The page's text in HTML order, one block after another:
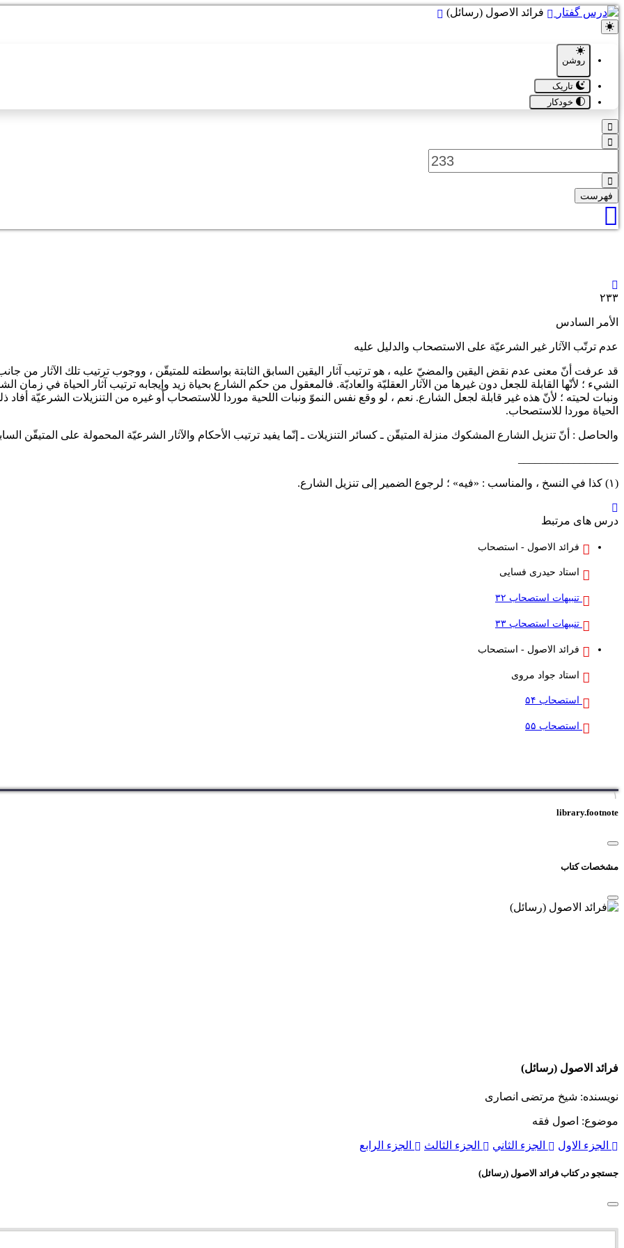
فرائد الاصول (رسائل)
روشن
تاریک
فهرست
٢٣٣
الأمر السادس
عدم ترتّب الآثار غير الشرعيّة على الاستصحاب والدليل عليه
قد عرفت أنّ معنى عدم نقض اليقين والمضيّ عليه ، هو ترتيب آثار اليقين السابق الثابتة بواسطته للمتيقّن ، ووجوب ترتيب تلك الآثار من
الشيء ؛ لأنّها القابلة للجعل دون غيرها من الآثار العقليّة والعاديّة. فالمعقول من حكم الشارع بحياة زيد وإيجابه ترتيب آثار الحياة في
ونبات لحيته ؛ لأنّ هذه غير قابلة لجعل الشارع. نعم ، لو وقع نفس النموّ ونبات اللحية موردا للاستصحاب أو غيره من التنزيلات الشرعيّة
الحياة موردا للاستصحاب.
والحاصل : أنّ تنزيل الشارع المشكوك منزلة المتيقّن ـ كسائر التنزيلات ـ إنّما يفيد ترتيب الأحكام والآثار الشرعيّة المحمولة على المتيقّن
(١) كذا في النسخ ، والمناسب : «فيه» ؛ لرجوع الضمير إلى تنزيل الشارع.
درس های مرتبط
فرائد الاصول - استصحاب
استاد حیدری فسایی
تنبیهات استصحاب ۳۲
تنبیهات استصحاب ۳۳
فرائد الاصول - استصحاب
استاد جواد مروی
استصحاب ۵۴
استصحاب ۵۵
۱
library.footnote
مشخصات کتاب
فرائد الاصول (رسائل)
نویسنده: شیخ مرتضی انصاری
موضوع: اصول فقه
الجزء الاول الجزء الثاني الجزء الثالث الجزء الرابع
جستجو در کتاب فرائد الاصول (رسائل)